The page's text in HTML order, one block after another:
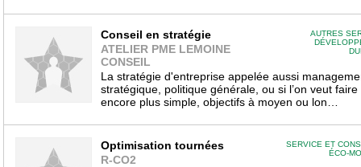
AUTRES
Conseil en stratégie
ATELIER PME LEMOINE
CONSEIL
La stratégie d'entreprise appelée aussi
stratégique, politique générale, ou si l’on veut faire
encore plus simple, objectifs à moyen ou lon…
SERVICE ET
ÉCO-
Optimisation tournées
R-CO2